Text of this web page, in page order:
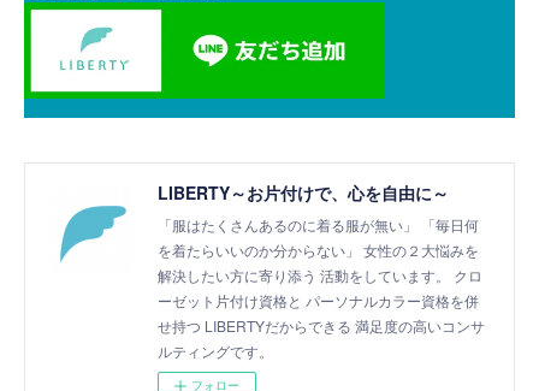
LIBERTY～お片付けで、心を自由に～
「服はたくさんあるのに着る服が無い」 「毎日何
を着たらいいのか分からない」 女性の２大悩みを
解決したい方に寄り添う 活動をしています。 クロ
ーゼット片付け資格と パーソナルカラー資格を併
せ持つ LIBERTYだからできる 満足度の高いコンサ
ルティングです。
フォロー